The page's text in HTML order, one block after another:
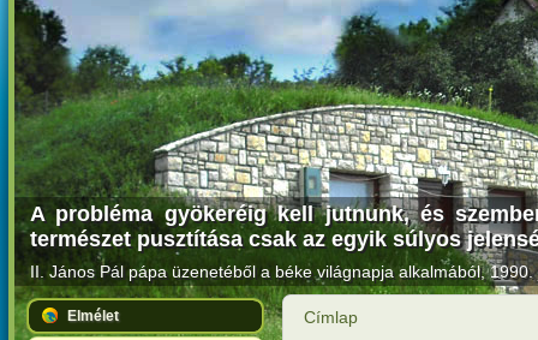
A probléma gyökeréig kell jutnunk, és
természet pusztítása csak az egyik súlyos
II. János Pál pápa üzenetéből a béke világnapja alkalmából,
Elmélet Címlap